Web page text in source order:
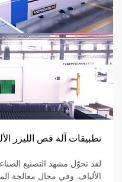
تطبيقات آلة قص الليزر
لقد تحوّل مشهد التصنيع
الألياف. وفي مجال معالجة